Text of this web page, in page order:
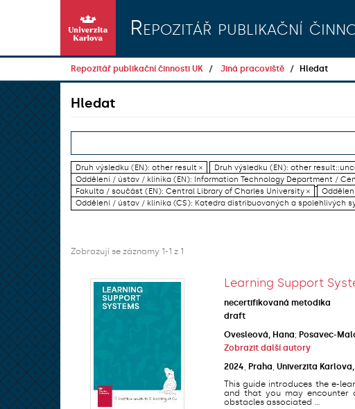
Repozitář publikační
Repozitář publikační činnosti UK Jiná pracoviště Hledat
Hledat
Druh výsledku (EN): other result × Druh výsledku (EN): other
Oddělení / ústav / klinika (EN): Information Technology Department /
Fakulta / součást (EN): Central Library of Charles University ×
Oddělení / ústav / klinika (CS): Katedra distribuovaných a spolehlivých
Zobrazují se záznamy 1-1 z 1
Learning Support
necertifikovaná metodika
draft
Ovesleová, Hana; Posavec-
Zobrazit další autory
2024
Praha Univerzita
This guide introduces the e-
and that you may encounter
obstacles associated ...